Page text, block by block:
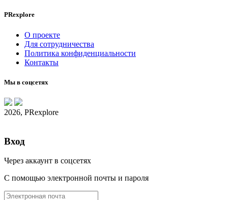
PRexplore
О проекте
Для сотрудничества
Политика конфиденциальности
Контакты
Мы в соцсетях
2026, PRexplore
Вход
Через аккаунт в соцсетях
С помощью электронной почты и пароля